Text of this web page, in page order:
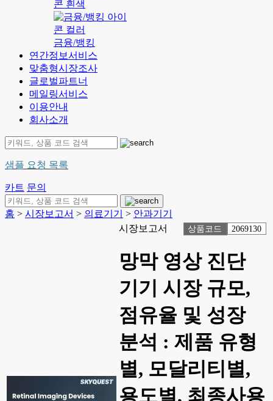
금융/뱅킹
연간정보서비스
맞춤형시장조사
글로벌파트너
메일링서비스
이용안내
회사소개
샘플 요청 목록
카트 문의
홈 > 시장보고서 > 의료기기 > 안과기기
시장보고서
상품코드 2069130
망막 영상 진단
기기 시장 규모,
점유율 및 성장
분석 : 제품 유형
별, 모달리티별,
용도별, 최종사용